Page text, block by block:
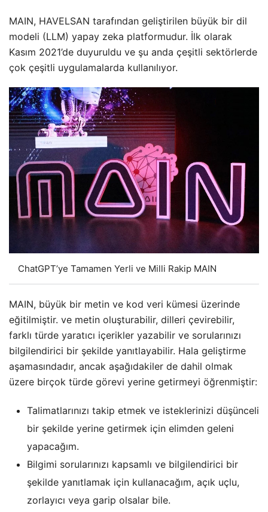
MAIN, HAVELSAN tarafından geliştirilen büyük bir dil
modeli (LLM) yapay zeka platformudur. İlk olarak
Kasım 2021’de duyuruldu ve şu anda çeşitli sektörlerde
çok çeşitli uygulamalarda kullanılıyor.
ChatGPT’ye Tamamen Yerli ve Milli Rakip MAIN
MAIN, büyük bir metin ve kod veri kümesi üzerinde
eğitilmiştir. ve metin oluşturabilir, dilleri çevirebilir,
farklı türde yaratıcı içerikler yazabilir ve sorularınızı
bilgilendirici bir şekilde yanıtlayabilir. Hala geliştirme
aşamasındadır, ancak aşağıdakiler de dahil olmak
üzere birçok türde görevi yerine getirmeyi öğrenmiştir:
Talimatlarınızı takip etmek ve isteklerinizi düşünceli
bir şekilde yerine getirmek için elimden geleni
yapacağım.
Bilgimi sorularınızı kapsamlı ve bilgilendirici bir
şekilde yanıtlamak için kullanacağım, açık uçlu,
zorlayıcı veya garip olsalar bile.